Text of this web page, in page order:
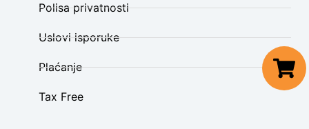
Polisa privatnosti
Uslovi isporuke
Plaćanje
Tax Free